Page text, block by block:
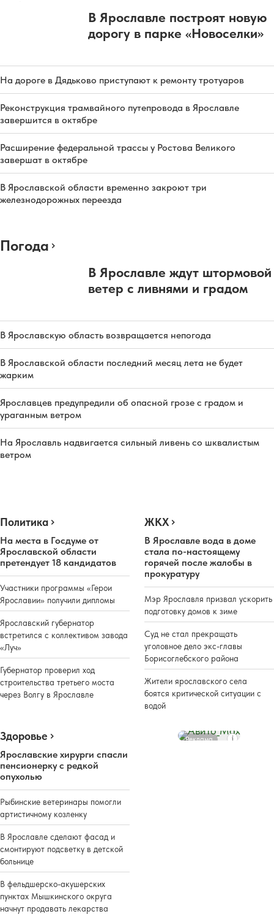
В Ярославле построят новую
дорогу в парке «Новоселки»
На дороге в Дядьково приступают к ремонту тротуаров
Реконструкция трамвайного путепровода в Ярославле
завершится в октябре
Расширение федеральной трассы у Ростова Великого
завершат в октябре
В Ярославской области временно закроют три
железнодорожных переезда
Погода
В Ярославле ждут штормовой
ветер с ливнями и градом
В Ярославскую область возвращается непогода
В Ярославской области последний месяц лета не будет
жарким
Ярославцев предупредили об опасной грозе с градом и
ураганным ветром
На Ярославль надвигается сильный ливень со шквалистым
ветром
Политика
На места в Госдуме от
Ярославской области
претендует 18 кандидатов
Участники программы «Герои
Ярославии» получили дипломы
Ярославский губернатор
встретился с коллективом завода
«Луч»
Губернатор проверил ход
строительства третьего моста
через Волгу в Ярославле
ЖКХ
В Ярославле вода в доме
стала по-настоящему
горячей после жалобы в
прокуратуру
Мэр Ярославля призвал ускорить
подготовку домов к зиме
Суд не стал прекращать
уголовное дело экс-главы
Борисоглебского района
Жители ярославского села
боятся критической ситуации с
водой
Здоровье
Ярославские хирурги спасли
пенсионерку с редкой
опухолью
Рыбинские ветеринары помогли
артистичному козленку
В Ярославле сделают фасад и
смонтируют подсветку в детской
больнице
В фельдшерско-акушерских
пунктах Мышкинского округа
начнут продавать лекарства
Реклама